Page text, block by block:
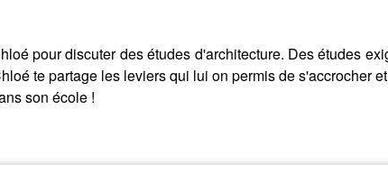
pour discuter des études d'architecture. Des études
te partage les leviers qui lui on permis de s'accrocher
son école !